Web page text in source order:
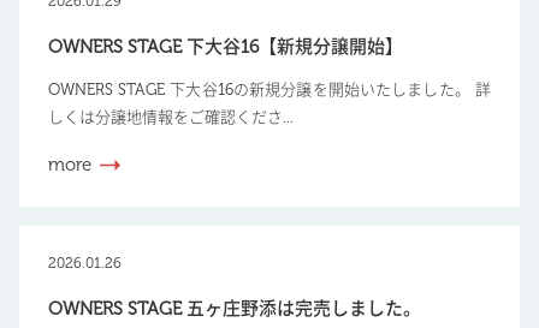
OWNERS STAGE 下大谷16【新規分譲開始】
OWNERS STAGE 下大谷16の新規分譲を開始いたしました。 詳
しくは分譲地情報をご確認くださ...
more
2026.01.26
OWNERS STAGE 五ヶ庄野添は完売しました。